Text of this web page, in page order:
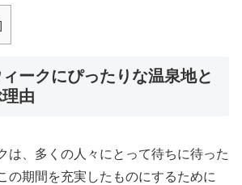
]
ークにぴったりな温泉地と
由
は、多くの人々にとって待ちに待った
の期間を充実したものにするために